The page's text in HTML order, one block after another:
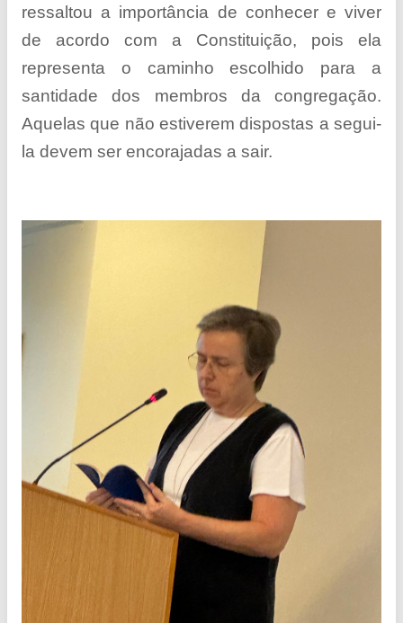
ressaltou a importância de conhecer e viver
de acordo com a Constituição, pois ela
representa o caminho escolhido para a
santidade dos membros da congregação.
Aquelas que não estiverem dispostas a segui-
la devem ser encorajadas a sair.